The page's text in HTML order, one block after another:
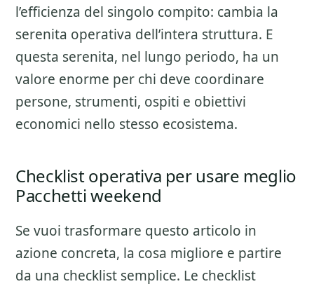
l’efficienza del singolo compito: cambia la
serenita operativa dell’intera struttura. E
questa serenita, nel lungo periodo, ha un
valore enorme per chi deve coordinare
persone, strumenti, ospiti e obiettivi
economici nello stesso ecosistema.
Checklist operativa per usare meglio
Pacchetti weekend
Se vuoi trasformare questo articolo in
azione concreta, la cosa migliore e partire
da una checklist semplice. Le checklist